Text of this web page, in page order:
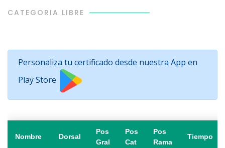
CATEGORIA LIBRE
Personaliza tu certificado desde nuestra App en
Play Store
Nombre Dorsal
Pos
Gral
Pos
Cat
Pos
Rama
Tiempo